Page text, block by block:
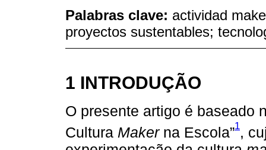
Palabras clave: actividad
proyectos sustentables;
1 INTRODUÇÃO
O presente artigo é baseado
Cultura Makerna Escola”1,